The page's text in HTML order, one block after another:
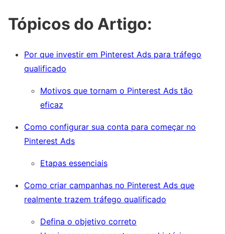
Tópicos do Artigo:
Por que investir em Pinterest Ads para tráfego
qualificado
Motivos que tornam o Pinterest Ads tão
eficaz
Como configurar sua conta para começar no
Pinterest Ads
Etapas essenciais
Como criar campanhas no Pinterest Ads que
realmente trazem tráfego qualificado
Defina o objetivo correto